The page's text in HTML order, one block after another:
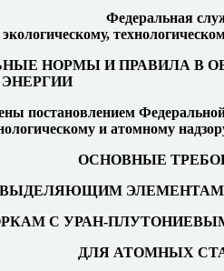
Федеральная
НОРМЫ И ПРАВИЛА В
постановлением
и атомному
ОСНОВНЫЕ
С УРАН-
ДЛЯ АТОМНЫХ